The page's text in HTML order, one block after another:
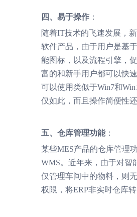
四、易于操作 ：
随着IT技术的飞速发展，
软件产品，由于用户是基
能图标，以及流程引擎，
富的和新手用户都可以快
可以使用类似于Win7和
仅如此，而且操作简便性
五、仓库管理功能：
某些MES产品的仓库管理
WMS。近年来，由于对智
仅管理车间中的物料，则
权限，将ERP非实时仓库